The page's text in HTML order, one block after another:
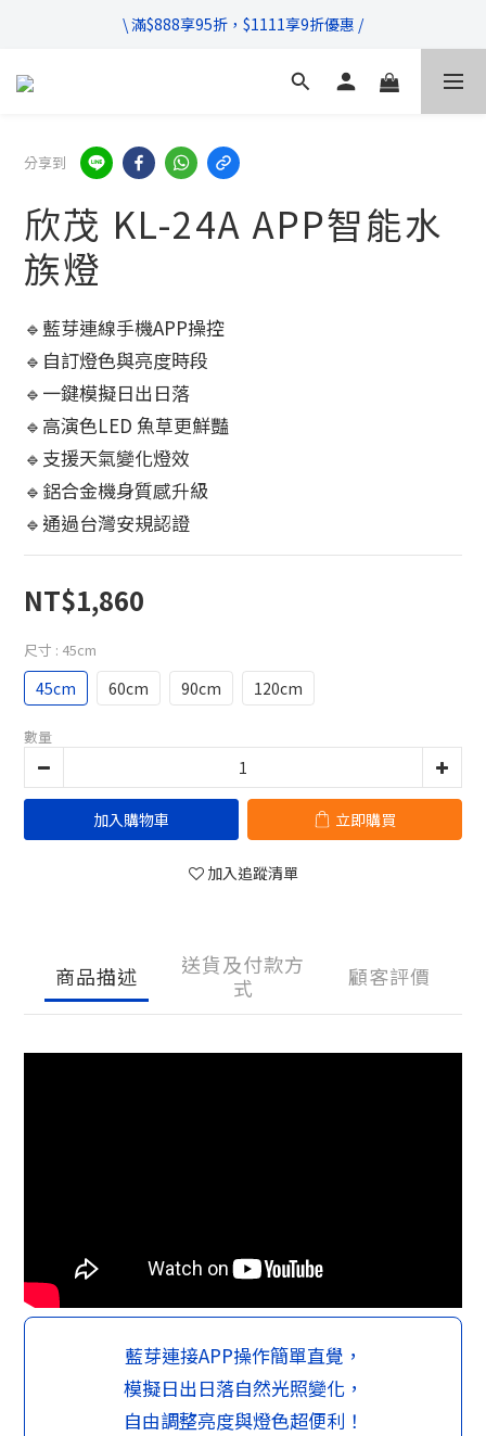
\ 超商滿$399免運!宅配滿$666免運 /
\ 滿$888享95折，$1111享9折優惠 /
不管售前售後，只要有任何疑問都歡迎與我們聯繫
分享到
欣茂 KL-24A APP智能水
族燈
🔹藍芽連線手機APP操控
🔹自訂燈色與亮度時段
🔹一鍵模擬日出日落
🔹高演色LED 魚草更鮮豔
🔹支援天氣變化燈效
🔹鋁合金機身質感升級
🔹通過台灣安規認證
NT$1,860
尺寸 : 45cm
45cm 60cm 90cm 120cm
數量
加入購物車 立即購買
加入追蹤清單
商品描述
送貨及付款方
式
顧客評價
藍芽連接APP操作簡單直覺，
模擬日出日落自然光照變化，
自由調整亮度與燈色超便利！